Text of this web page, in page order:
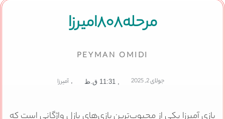
مرحله۸۰۸امیرزا
PEYMAN OMIDI
جولای 2, 2025 11:31 ق.ظ , آمیرزا